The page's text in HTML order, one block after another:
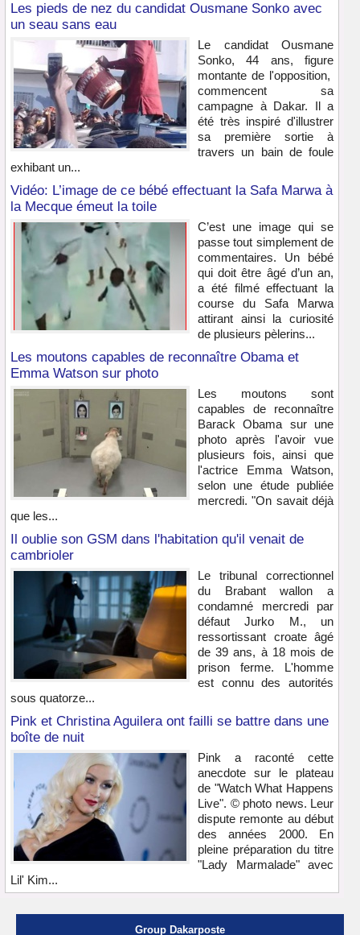
Les pieds de nez du candidat Ousmane Sonko avec
un seau sans eau
Le candidat Ousmane
Sonko, 44 ans, figure
montante de l'opposition,
commencent sa
campagne à Dakar. Il a
été très inspiré d'illustrer
sa première sortie à
travers un bain de foule
exhibant un...
Vidéo: L’image de ce bébé effectuant la Safa Marwa à
la Mecque émeut la toile
C’est une image qui se
passe tout simplement de
commentaires. Un bébé
qui doit être âgé d’un an,
a été filmé effectuant la
course du Safa Marwa
attirant ainsi la curiosité
de plusieurs pèlerins...
Les moutons capables de reconnaître Obama et
Emma Watson sur photo
Les moutons sont
capables de reconnaître
Barack Obama sur une
photo après l'avoir vue
plusieurs fois, ainsi que
l'actrice Emma Watson,
selon une étude publiée
mercredi. "On savait déjà
que les...
Il oublie son GSM dans l'habitation qu'il venait de
cambrioler
Le tribunal correctionnel
du Brabant wallon a
condamné mercredi par
défaut Jurko M., un
ressortissant croate âgé
de 39 ans, à 18 mois de
prison ferme. L'homme
est connu des autorités
sous quatorze...
Pink et Christina Aguilera ont failli se battre dans une
boîte de nuit
Pink a raconté cette
anecdote sur le plateau
de "Watch What Happens
Live". © photo news. Leur
dispute remonte au début
des années 2000. En
pleine préparation du titre
"Lady Marmalade" avec
Lil' Kim...
Group Dakarposte